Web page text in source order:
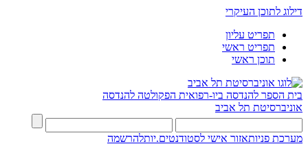
דילוג לתוכן העיקרי
תפריט עליון
תפריט ראשי
תוכן ראשי
בית הספר להנדסה ביו-רפואית הפקולטה להנדסה
אוניברסיטת תל אביב
מערכת פניותאזור אישי לסטודנטים.יותלהרשמה